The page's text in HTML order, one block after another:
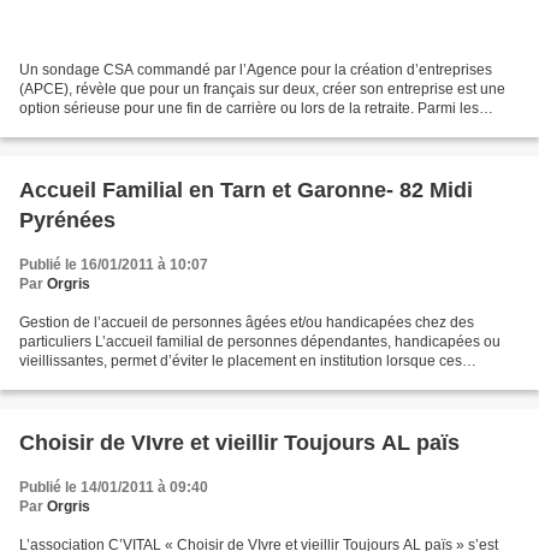
Un sondage CSA commandé par l’Agence pour la création d’entreprises
(APCE), révèle que pour un français sur deux, créer son entreprise est une
option sérieuse pour une fin de carrière ou lors de la retraite. Parmi les
Accueil Familial en Tarn et Garonne- 82 Midi
Pyrénées
Publié le 16/01/2011 à 10:07
Par Orgris
Gestion de l’accueil de personnes âgées et/ou handicapées chez des
particuliers L’accueil familial de personnes dépendantes, handicapées ou
vieillissantes, permet d’éviter le placement en institution lorsque ces
Choisir de VIvre et vieillir Toujours AL païs
Publié le 14/01/2011 à 09:40
Par Orgris
L’association C’VITAL « Choisir de VIvre et vieillir Toujours AL païs » s’est